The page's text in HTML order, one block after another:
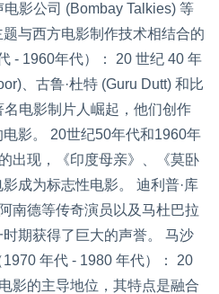
影公司 (Bombay Talkies) 等
与西方电影制作技术相结合的
- 1960年代）： 20 世纪 40 年
、古鲁·杜特 (Guru Dutt) 和比
电影制片人崛起，他们创作
影。 20世纪50年代和1960年
出现，《印度母亲》、《莫卧
成为标志性电影。 迪利普·库
南德等传奇演员以及马杜巴拉
期获得了巨大的声誉。 马沙
年代 - 1980 年代）： 20
影的主导地位，其特点是融合